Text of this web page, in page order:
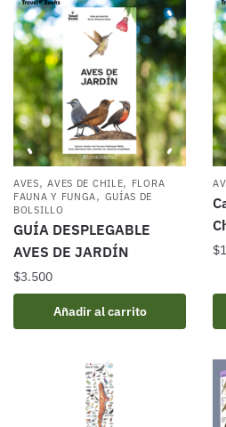
AVES,AVES DE CHILE, FLORA
FAUNA Y FUNGA, GUÍAS DE
BOLSILLO
GUÍA DESPLEGABLE
AVES DE JARDÍN
$3.500
Añadir al carrito
$